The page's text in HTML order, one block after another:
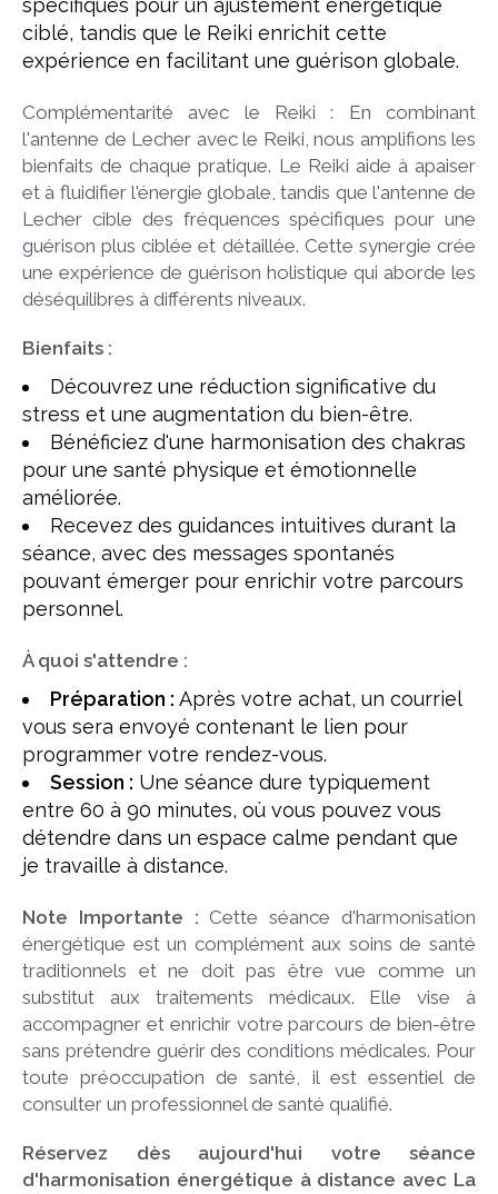
spécifiques pour un ajustement énergétique
ciblé, tandis que le Reiki enrichit cette
expérience en facilitant une guérison globale.
Complémentarité avec le Reiki : En combinant
l'antenne de Lecher avec le Reiki, nous amplifions les
bienfaits de chaque pratique. Le Reiki aide à apaiser
et à fluidifier l'énergie globale, tandis que l'antenne de
Lecher cible des fréquences spécifiques pour une
guérison plus ciblée et détaillée. Cette synergie crée
une expérience de guérison holistique qui aborde les
déséquilibres à différents niveaux.
Bienfaits :
Découvrez une réduction significative du
stress et une augmentation du bien-être.
Bénéficiez d'une harmonisation des chakras
pour une santé physique et émotionnelle
améliorée.
Recevez des guidances intuitives durant la
séance, avec des messages spontanés
pouvant émerger pour enrichir votre parcours
personnel.
À quoi s'attendre :
Préparation : Après votre achat, un courriel
vous sera envoyé contenant le lien pour
programmer votre rendez-vous.
Session : Une séance dure typiquement
entre 60 à 90 minutes, où vous pouvez vous
détendre dans un espace calme pendant que
je travaille à distance.
Note Importante : Cette séance d'harmonisation
énergétique est un complément aux soins de santé
traditionnels et ne doit pas être vue comme un
substitut aux traitements médicaux. Elle vise à
accompagner et enrichir votre parcours de bien-être
sans prétendre guérir des conditions médicales. Pour
toute préoccupation de santé, il est essentiel de
consulter un professionnel de santé qualifié.
Réservez dès aujourd'hui votre séance
d'harmonisation énergétique à distance avec La